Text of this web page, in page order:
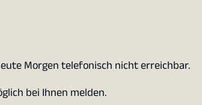
Morgen telefonisch nicht erreichbar.
bei Ihnen melden.